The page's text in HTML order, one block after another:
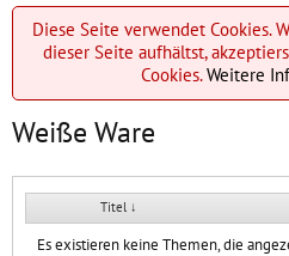
Diese Seite verwendet Cookies.
dieser Seite aufhältst,
Cookies.Weitere
Weiße Ware
Titel ↓
Es existieren keine Themen, die